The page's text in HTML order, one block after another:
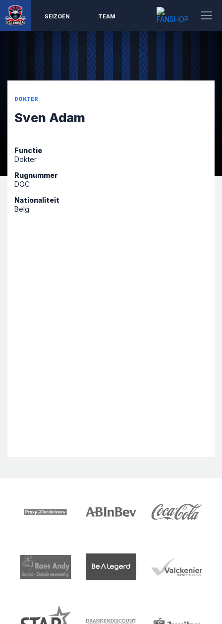
SEIZOEN TEAM
DOKTER
Sven Adam
Functie
Dokter
Rugnummer
DOC
Nationaliteit
Belg